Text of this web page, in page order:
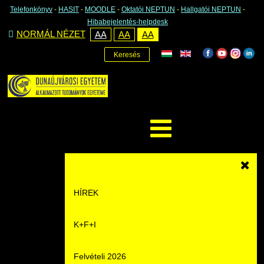
Telefonkönyv - HASIT - MOODLE - Oktatói NEPTUN - Hallgatói NEPTUN -
Hibabejelentés-helpdesk
NORMÁL NÉZET AA AA AA
Keresés
HÍREK
Hírek
Események
K+F+I
Felvételi 2026